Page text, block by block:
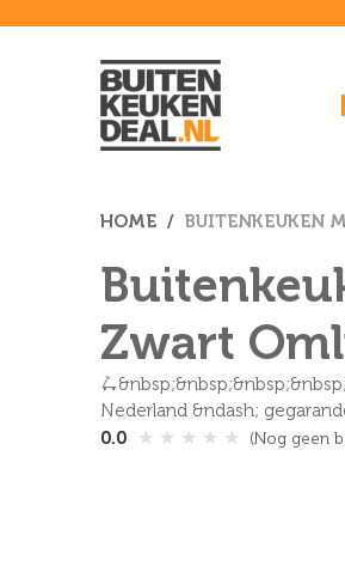
HOME BUITENKEUKEN
Zwart
Nederland &ndash;
0.0
★ ★ ★ ★ ★ (Nog geen